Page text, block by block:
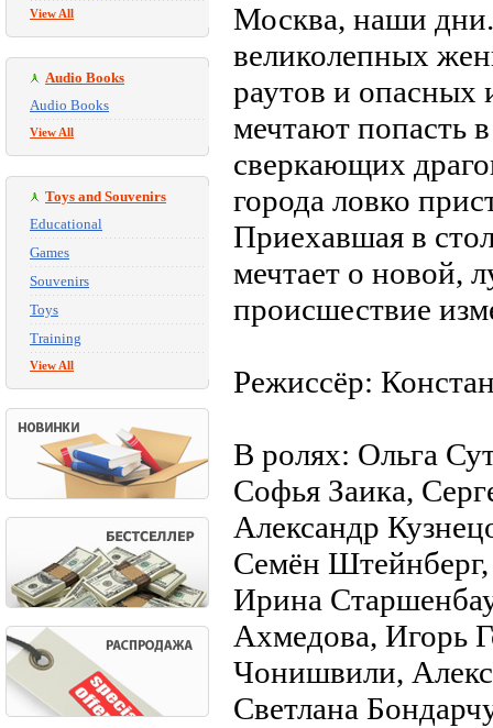
View All
Audio Books
Audio Books
View All
Toys and Souvenirs
Educational
Games
Souvenirs
Toys
Training
View All
Москва, наши дни.
великолепных
раутов и опасных
мечтают попасть
сверкающих
города ловко
Приехавшая в
мечтает о новой,
происшествие
Режиссёр:
В ролях: Ольга
Софья Заика,
Александр
Семён
Ирина
Ахмедова, Игорь
Чонишвили,
Светлана